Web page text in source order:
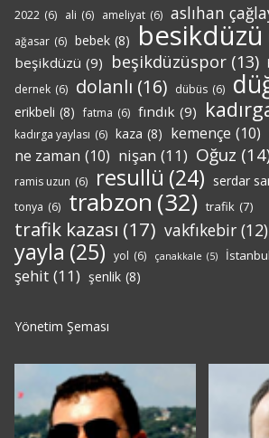
2022 (6) ali (6) ameliyat (6) aslıhan
ağasar (6) bebek (8) besikdüzü
beşikdüzü (9) beşikdüzüspor (13)
dernek (6) dolanlı (16) dübüs (6)
erikbeli (8) fatma (6) fındık (9)
kadırga yaylası (6) kaza (8) kemençe (10)
ne zaman (10) nişan (11) Oğuz
ramis uzun (6) resullü (24) serdar
tonya (6) trabzon (32) trafik (7)
trafik kazası (17) vakfıkebir (12)
yayla (25) yol (6) çanakkale (5) İstanbul
şehit (11) şenlik (8)
Yönetim Şeması